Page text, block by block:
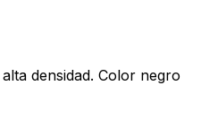
densidad. Color negro